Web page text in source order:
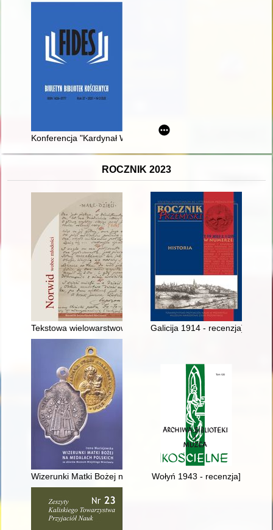
Konferencja "Kardynał Wyszyński - wielki kapłan, wybitny
ROCZNIK 2023
Tekstowa wielowarstwowość dramatu Cypriana Kamila
Galicija 1914 - recenzja]
Wizerunki Matki Bożej na medalach polskich (1724-ok. 1918)
Wołyń 1943 - recenzja]